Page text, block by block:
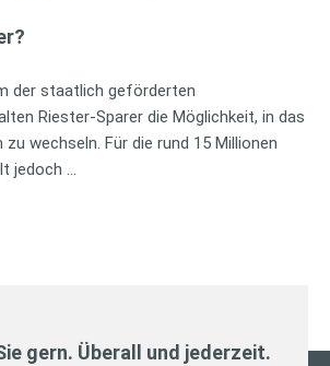
der staatlich geförderten
Riester-Sparer die Möglichkeit, in das
wechseln. Für die rund 15 Millionen
jedoch …
gern. Überall und jederzeit.